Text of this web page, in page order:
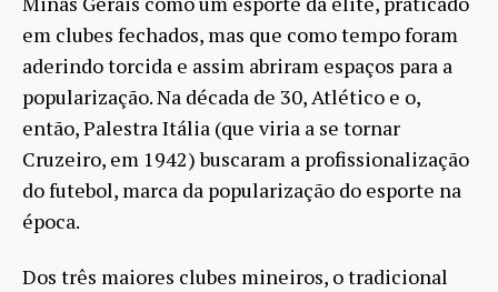
em clubes fechados, mas que como tempo foram
aderindo torcida e assim abriram espaços para a
popularização. Na década de 30, Atlético e o,
então, Palestra Itália (que viria a se tornar
Cruzeiro, em 1942) buscaram a profissionalização
do futebol, marca da popularização do esporte na
época.
Dos três maiores clubes mineiros, o tradicional